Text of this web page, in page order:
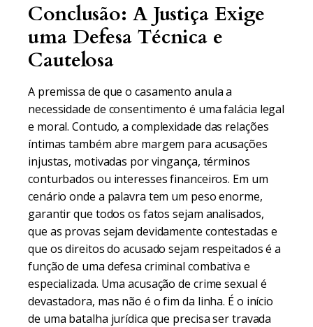
Conclusão: A Justiça Exige
uma Defesa Técnica e
Cautelosa
A premissa de que o casamento anula a
necessidade de consentimento é uma falácia legal
e moral. Contudo, a complexidade das relações
íntimas também abre margem para acusações
injustas, motivadas por vingança, términos
conturbados ou interesses financeiros. Em um
cenário onde a palavra tem um peso enorme,
garantir que todos os fatos sejam analisados,
que as provas sejam devidamente contestadas e
que os direitos do acusado sejam respeitados é a
função de uma defesa criminal combativa e
especializada. Uma acusação de crime sexual é
devastadora, mas não é o fim da linha. É o início
de uma batalha jurídica que precisa ser travada